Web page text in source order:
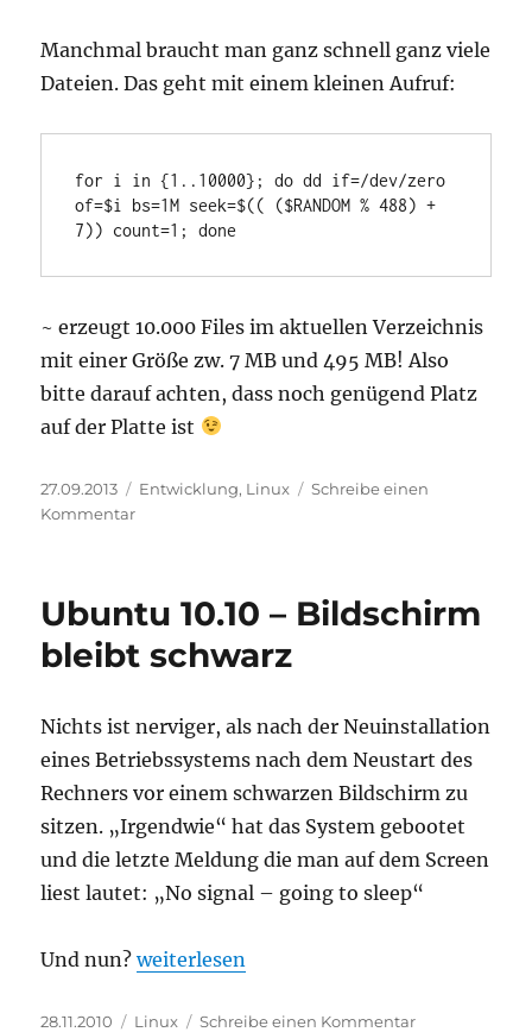
Manchmal braucht man ganz schnell ganz viele
Dateien. Das geht mit einem kleinen Aufruf:
for i in {1..10000}; do dd if=/dev/zero
of=$i bs=1M seek=$(( ($RANDOM % 488) +
7)) count=1; done
~ erzeugt 10.000 Files im aktuellen Verzeichnis
mit einer Größe zw. 7 MB und 495 MB! Also
bitte darauf achten, dass noch genügend Platz
auf der Platte ist
Veröffentlicht
am
27.09.2013 Kategorien
Entwicklung, Linux
Schreibe einen
Kommentarzu
Bash
Ubuntu 10.10 – Bildschirm
bleibt schwarz
Nichts ist nerviger, als nach der Neuinstallation
eines Betriebssystems nach dem Neustart des
Rechners vor einem schwarzen Bildschirm zu
sitzen. „Irgendwie“ hat das System gebootet
und die letzte Meldung die man auf dem Screen
liest lautet: „No signal – going to sleep“
Und nun?„Ubuntu 10.10 – Bildschirm bleibt
weiterlesen
Veröffentlicht
28.11.2010 Kategorien
Linux Schreibe einen Kommentarzu